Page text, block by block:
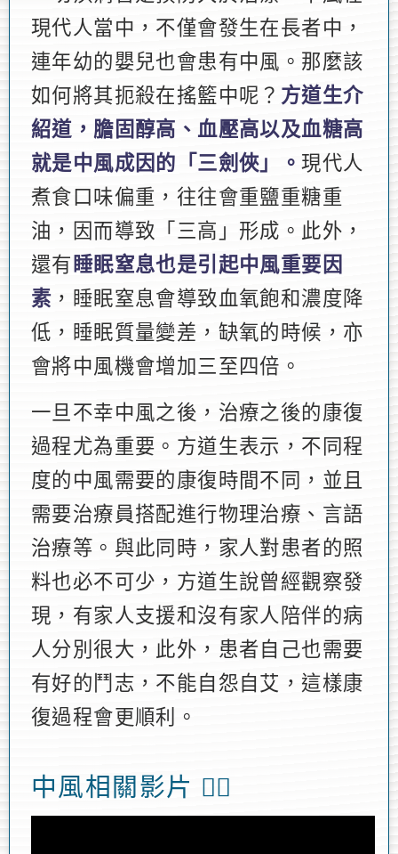
現代人當中，不僅會發生在長者中，
連年幼的嬰兒也會患有中風。那麼該
如何將其扼殺在搖籃中呢？ 方道生介
紹道，膽固醇高、血壓高以及血糖高
就是中風成因的「三劍俠」。現代人
煮食口味偏重，往往會重鹽重糖重
油，因而導致「三高」形成。此外，
還有睡眠窒息也是引起中風重要因
素 ，睡眠窒息會導致血氧飽和濃度降
低，睡眠質量變差，缺氧的時候，亦
會將中風機會增加三至四倍。
一旦不幸中風之後，治療之後的康復
過程尤為重要。方道生表示，不同程
度的中風需要的康復時間不同，並且
需要治療員搭配進行物理治療、言語
治療等。與此同時，家人對患者的照
料也必不可少，方道生說曾經觀察發
現，有家人支援和沒有家人陪伴的病
人分別很大，此外，患者自己也需要
有好的鬥志，不能自怨自艾，這樣康
復過程會更順利。
中風相關影片 👉🏻